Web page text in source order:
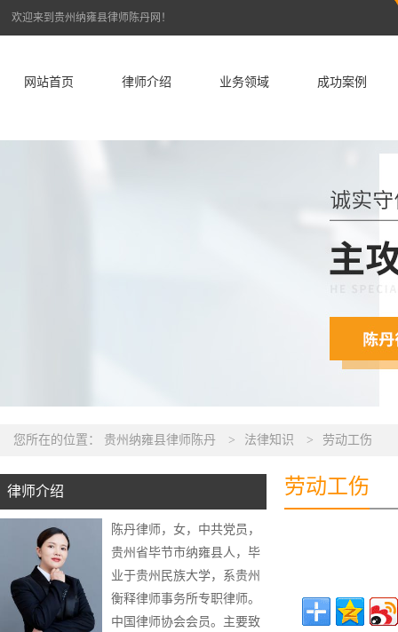
欢迎来到贵州纳雍县律师陈丹网！
网站首页 律师介绍 业务领域 成功案例
您所在的位置： 贵州纳雍县律师陈丹 > 法律知识 > 劳动工伤
律师介绍
陈丹律师，女，中共党员，
贵州省毕节市纳雍县人，毕
业于贵州民族大学，系贵州
衡释律师事务所专职律师。
中国律师协会会员。主要致
劳动工伤